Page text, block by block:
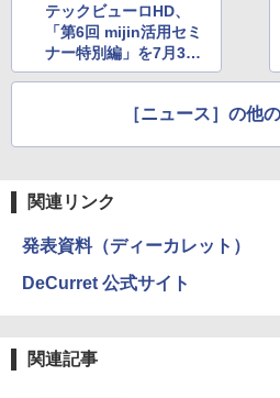
テックビューロHD、
「第6回 mijin活用セミ
ナー特別編」を7月30
日に開催
［ニュース］の他
関連リンク
発表資料（ディーカレット）
DeCurret 公式サイト
関連記事